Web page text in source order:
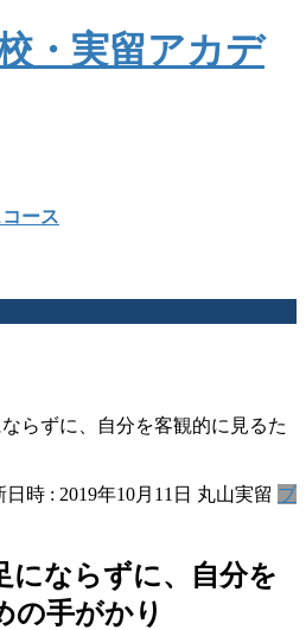
ース
らずに、自分を客観的に見るた
日時 : 2019年10月11日 丸山実留 ブ
にならずに、自分を
の手がかり